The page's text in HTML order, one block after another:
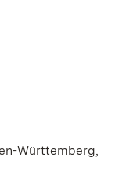
Württemberg,